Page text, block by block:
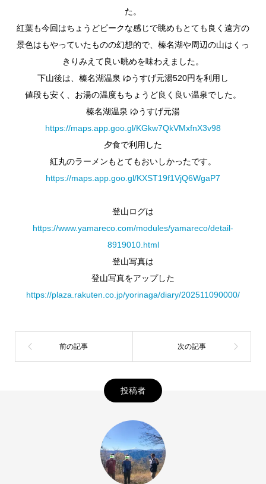
た。
紅葉も今回はちょうどピークな感じで眺めもとても良く遠方の
景色はもやっていたものの幻想的で、榛名湖や周辺の山はくっ
きりみえて良い眺めを味わえました。
下山後は、榛名湖温泉 ゆうすげ元湯520円を利用し
値段も安く、お湯の温度もちょうど良く良い温泉でした。
榛名湖温泉 ゆうすげ元湯
https://maps.app.goo.gl/KGkw7QkVMxfnX3v98
夕食で利用した
紅丸のラーメンもとてもおいしかったです。
https://maps.app.goo.gl/KXST19f1VjQ6WgaP7
登山ログは
https://www.yamareco.com/modules/yamareco/detail-
8919010.html
登山写真は
登山写真をアップした
https://plaza.rakuten.co.jp/yorinaga/diary/202511090000/
投稿者